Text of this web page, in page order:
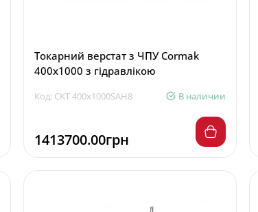
Токарний верстат з ЧПУ Cormak
400x1000 з гідравлікою
Код: CKT 400x1000SAH8 В наличии
1413700.00грн